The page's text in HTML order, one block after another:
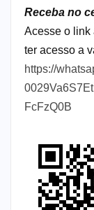
Receba no
Acesse o link
ter acesso a
https://
FcFzQ0B